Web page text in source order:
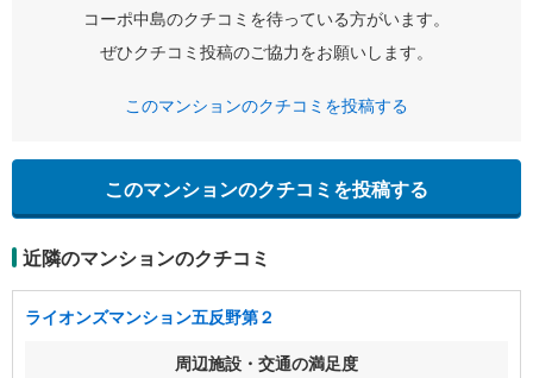
コーポ中島のクチコミを待っている方がいます。
ぜひクチコミ投稿のご協力をお願いします。
このマンションのクチコミを投稿する
このマンションのクチコミを投稿する
近隣のマンションのクチコミ
ライオンズマンション五反野第２
周辺施設・交通の満足度